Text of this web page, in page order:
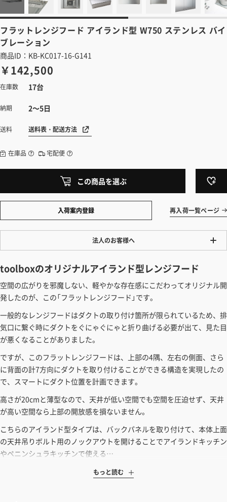
フラットレンジフード アイランド型 W750 ステンレス バイ
ブレーション
商品ID：KB-KC017-16-G141
￥142,500
在庫数 17台
納期 2～5日
送料 送料表・配送方法
在庫品 宅配便
この商品を選ぶ
入荷案内登録 再入荷一覧ページ
法人のお客様へ
法人・個人様いずれも全て一律の価格で販売しております。法人/個人
事業主様には「請求書払い」も対応しています。
「請求書払い」の詳細はこちら
カートでのお見積り機能
「この商品を選ぶ」からご希望の商品をカートに入れていただき、お届
ことができます。お見積り書の出力も可能です。
toolboxのオリジナルアイランド型レンジフード
空間の広がりを邪魔しない、軽やかな存在感にこだわってオリジナル開
発したのが、この「フラットレンジフード」です。
一般的なレンジフードはダクトの取り付け箇所が限られているため、排
気口に繋ぐ時にダクトをぐにゃぐにゃと折り曲げる必要が出て、見た目
が悪くなることがありました。
ですが、このフラットレンジフードは、上部の4隅、左右の側面、さら
に背面の計7方向にダクトを取り付けることができる構造を実現したの
で、スマートにダクト位置を計画できます。
高さが20cmと薄型なので、天井が低い空間でも空間を圧迫せず、天井
が高い空間なら上部の開放感を損ないません。
こちらのアイランド型タイプは、バックパネルを取り付けて、本体上面
の天井吊りボルト用のノックアウトを開けることでアイランドキッチン
やペニンシュラキッチンで使える…
もっと読む